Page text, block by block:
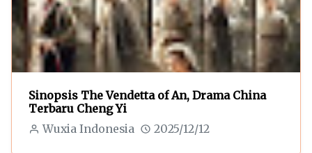
Sinopsis The Vendetta of An, Drama China
Terbaru Cheng Yi
Wuxia Indonesia 2025/12/12